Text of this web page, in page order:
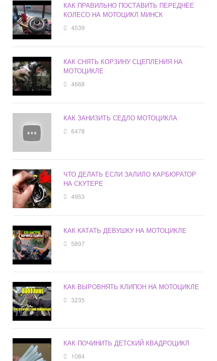
КАК ПРАВИЛЬНО ПОСТАВИТЬ ПЕРЕДНЕЕ
КОЛЕСО НА МОТОЦИКЛ МИНСК
4539
КАК СНЯТЬ КОРЗИНУ СЦЕПЛЕНИЯ НА
МОТОЦИКЛЕ
4668
КАК ЗАНИЗИТЬ СЕДЛО МОТОЦИКЛА
6478
ЧТО ДЕЛАТЬ ЕСЛИ ЗАЛИЛО КАРБЮРАТОР
НА СКУТЕРЕ
4953
КАК КАТАТЬ ДЕВУШКУ НА МОТОЦИКЛЕ
5897
КАК ВЫРОВНЯТЬ КЛИПОН НА МОТОЦИКЛЕ
3235
КАК ПОЧИНИТЬ ДЕТСКИЙ КВАДРОЦИКЛ
1084